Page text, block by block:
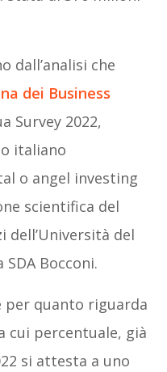
dall’analisi che
dei Business
Survey 2022,
italiano
o angel investing
scientifica del
dell’Università del
Bocconi.
per quanto riguarda
cui percentuale, già
si attesta a uno